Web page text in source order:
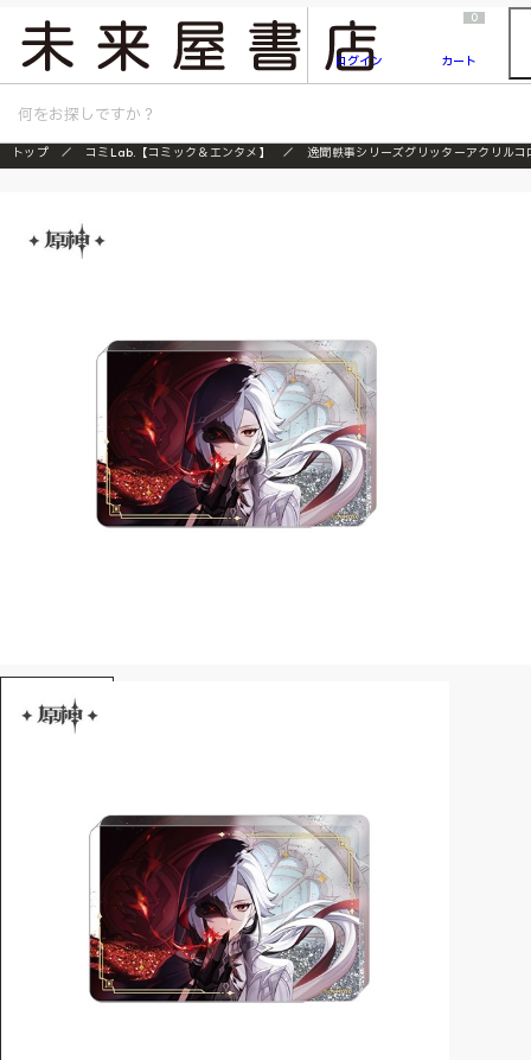
『ONE PIECE magazine 021 ONE PIECEカード付き同梱版』発売延期のご案内
ログイン
0
カート
トップ コミLab.【コミック＆エンタメ】 逸聞軼事シリーズグリッターアクリルコ